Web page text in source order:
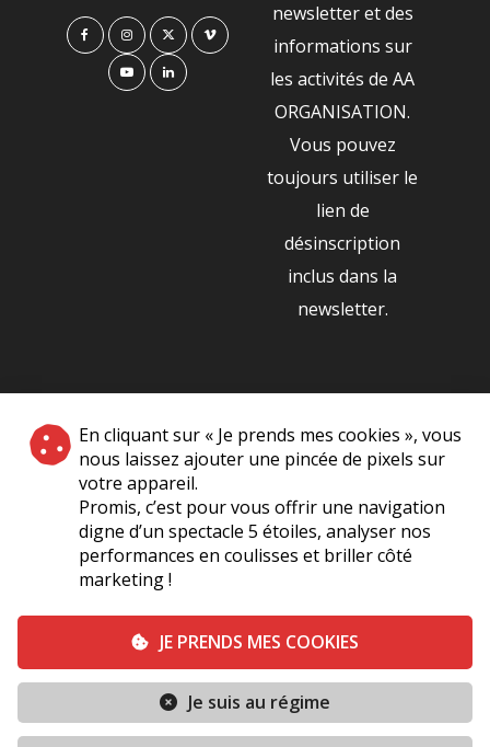
En cliquant sur « Je prends mes cookies », vous
nous laissez ajouter une pincée de pixels sur
votre appareil.
Promis, c’est pour vous offrir une navigation
digne d’un spectacle 5 étoiles, analyser nos
performances en coulisses et briller côté
marketing !
JE PRENDS MES COOKIES
Je suis au régime
newsletter et des
informations sur
les activités de AA
ORGANISATION.
Vous pouvez
toujours utiliser le
lien de
désinscription
inclus dans la
newsletter.
NOS PARTENAIRES
|
Plan du site A Propos de Nous
Mentions légales Vie Privée
Conditions générales de vente